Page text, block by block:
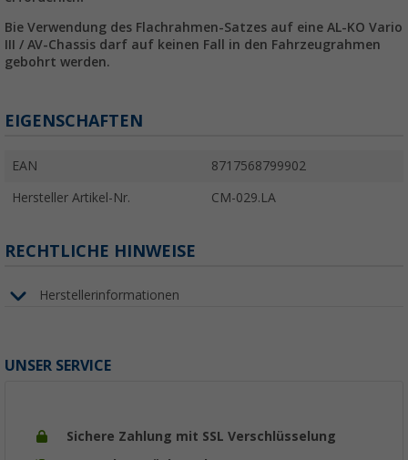
Bie Verwendung des Flachrahmen-Satzes auf eine AL-KO Vario
III / AV-Chassis darf auf keinen Fall in den Fahrzeugrahmen
gebohrt werden.
EIGENSCHAFTEN
EAN 8717568799902
Hersteller Artikel-Nr. CM-029.LA
RECHTLICHE HINWEISE
Herstellerinformationen
UNSER SERVICE
Sichere Zahlung mit SSL Verschlüsselung